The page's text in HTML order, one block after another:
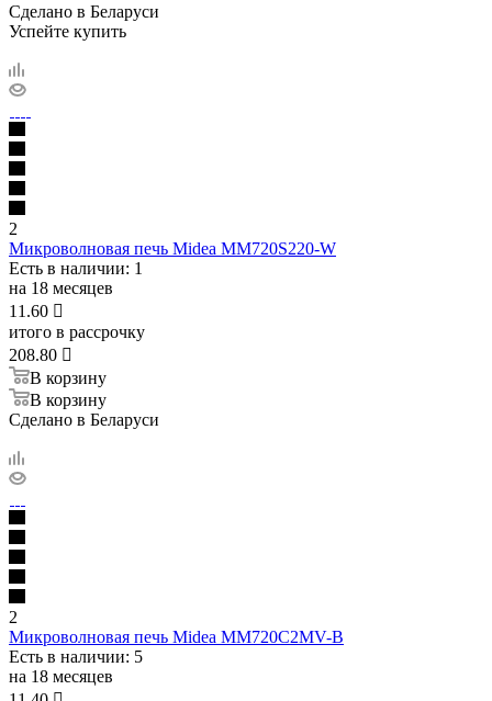
Сделано в Беларуси
Успейте купить
2
Микроволновая печь Midea MM720S220-W
Есть в наличии: 1
на 18 месяцев
11.60 
итого в рассрочку
208.80 
В корзину
В корзину
Сделано в Беларуси
2
Микроволновая печь Midea MM720C2MV-B
Есть в наличии: 5
на 18 месяцев